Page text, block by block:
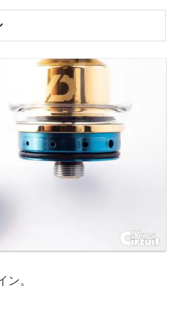
ン。